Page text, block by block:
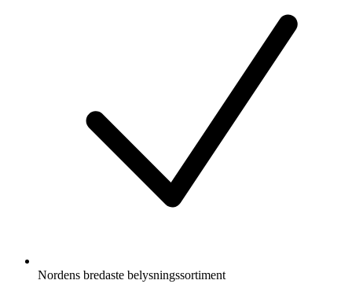
Nordens bredaste belysningssortiment